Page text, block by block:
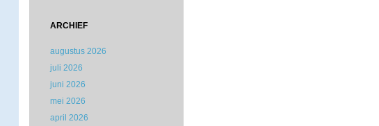
ARCHIEF
augustus 2026
juli 2026
juni 2026
mei 2026
april 2026